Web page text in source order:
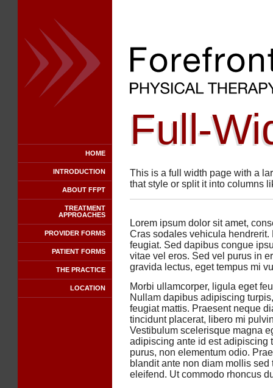
HOME
INTRODUCTION
ABOUT FFPT
TREATMENT
APPROACHES
PROVIDER FORMS
PATIENT FORMS
THE PRACTICE
LOCATION
Full-
This is a full width page with a
that style or split it into columns
Lorem ipsum dolor sit amet,
Cras sodales vehicula
feugiat. Sed dapibus congue
vitae vel eros. Sed vel purus in
gravida lectus, eget tempus mi
Morbi ullamcorper, ligula eget
Nullam dapibus adipiscing
feugiat mattis. Praesent neque
tincidunt placerat, libero mi
Vestibulum scelerisque magna
adipiscing ante id est adipiscing
purus, non elementum odio.
blandit ante non diam mollis
eleifend. Ut commodo rhoncus